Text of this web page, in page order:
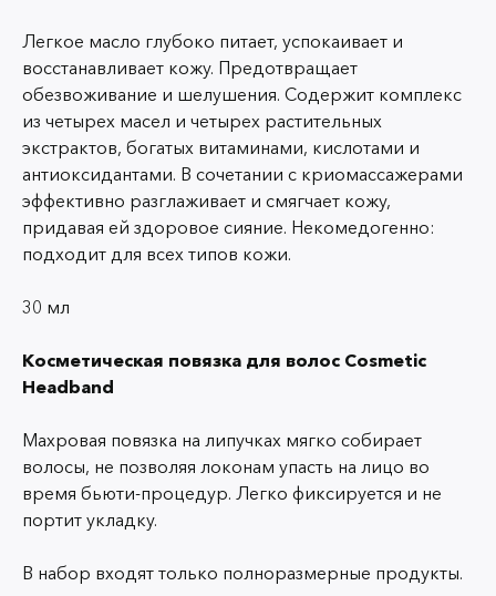
Легкое масло глубоко питает, успокаивает и
восстанавливает кожу. Предотвращает
обезвоживание и шелушения. Содержит комплекс
из четырех масел и четырех растительных
экстрактов, богатых витаминами, кислотами и
антиоксидантами. В сочетании с криомассажерами
эффективно разглаживает и смягчает кожу,
придавая ей здоровое сияние. Некомедогенно:
подходит для всех типов кожи.
30 мл
Косметическая повязка для волос Cosmetic
Headband
Махровая повязка на липучках мягко собирает
волосы, не позволяя локонам упасть на лицо во
время бьюти-процедур. Легко фиксируется и не
портит укладку.
В набор входят только полноразмерные продукты.